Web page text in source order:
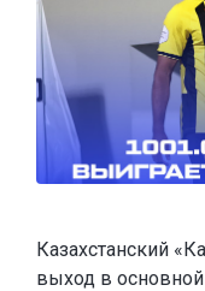
Казахстанский
выход в